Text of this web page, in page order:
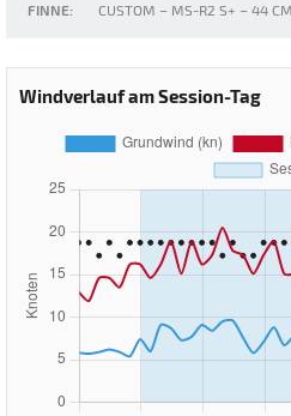
FINNE:
CUSTOM – MS-R2 S+ – 44 CM
Windverlauf am Session-Tag